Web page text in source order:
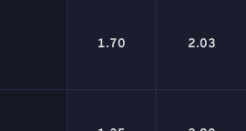
1.70 2.03